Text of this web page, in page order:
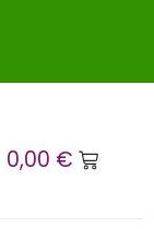
0,00 €